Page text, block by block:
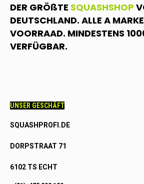
DER GRÖßTE SQUASHSHOP
DEUTSCHLAND. ALLE A
VOORRAAD. MINDESTENS
VERFÜGBAR.
UNSER GESCHÄFT
SQUASHPROFI.DE
DORPSTRAAT 71
6102 TS ECHT